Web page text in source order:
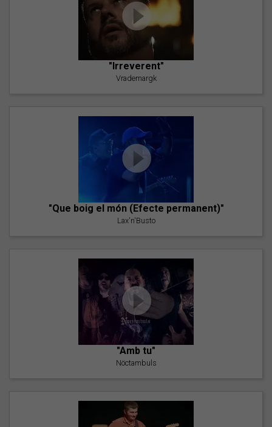
"Irreverent"
Vrademargk
"Que boig el món (Efecte permanent)"
Lax'n'Busto
"Amb tu"
Nöctambuls